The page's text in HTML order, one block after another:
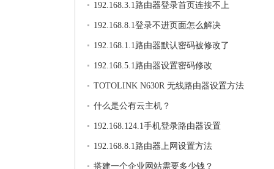
192.168.3.1路由器登录首页连接不上
192.168.8.1登录不进页面怎么解决
192.168.1.1路由器默认密码被修改了
192.168.5.1路由器设置密码修改
TOTOLINK N630R 无线路由器设置方法
什么是公有云主机？
192.168.124.1手机登录路由器设置
192.168.8.1路由器上网设置方法
搭建一个企业网站需要多少钱？